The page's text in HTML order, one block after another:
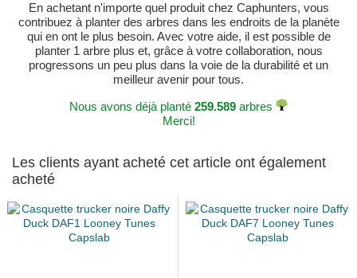
En achetant n'importe quel produit chez Caphunters, vous
contribuez à planter des arbres dans les endroits de la planète
qui en ont le plus besoin. Avec votre aide, il est possible de
planter 1 arbre plus et, grâce à votre collaboration, nous
progressons un peu plus dans la voie de la durabilité et un
meilleur avenir pour tous.
Nous avons déjà planté 259.589 arbres
Merci!
Les clients ayant acheté cet article ont également
acheté